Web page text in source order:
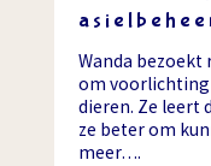
Wanda
om voorlichting
dieren. Ze leert
ze beter om
meer….